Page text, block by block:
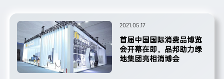
2021.05.17
首届中国国际消费品博览
会开幕在即，品邦助力绿
地集团亮相消博会